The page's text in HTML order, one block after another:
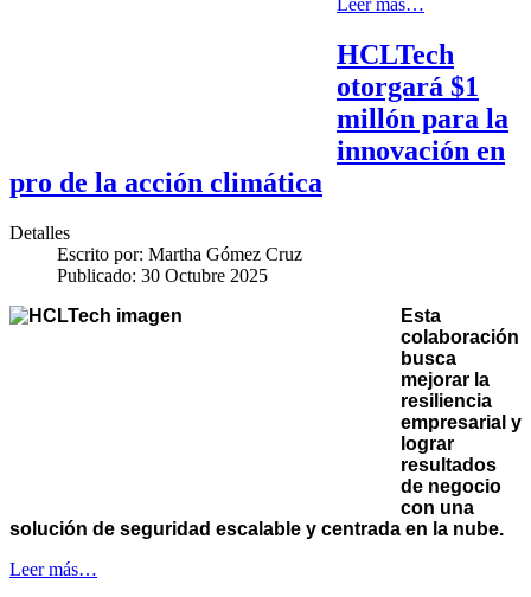
HCLTech
otorgará $1
millón para la
innovación en
pro de la acción climática
Detalles
Escrito por: Martha Gómez Cruz
Publicado: 30 Octubre 2025
Esta
colaboración
busca
mejorar la
resiliencia
empresarial y
lograr
resultados
de negocio
con una
solución de seguridad escalable y centrada en la nube.
Leer más…